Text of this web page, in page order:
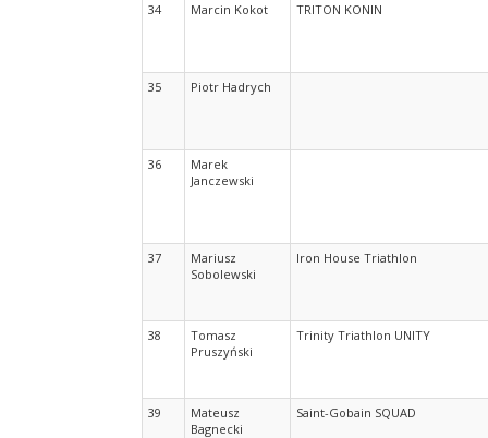
34 Marcin Kokot TRITON KONIN
35 Piotr Hadrych
36
Marek
Janczewski
37
Mariusz
Sobolewski
Iron House Triathlon
38
Tomasz
Pruszyński
Trinity Triathlon UNITY
39
Mateusz
Bagnecki
Saint-Gobain SQUAD